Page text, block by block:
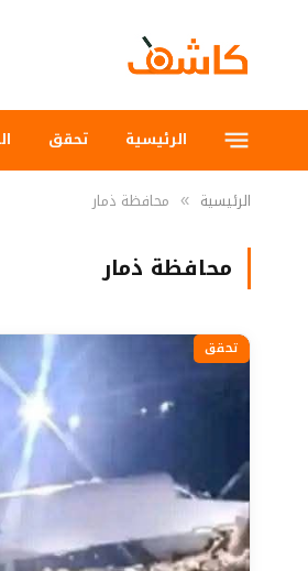
الرئيسية تحقق
الرئيسية » محافظة ذمار
محافظة ذمار
تحقق